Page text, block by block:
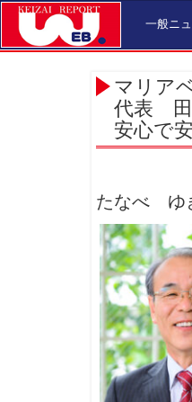
一般ニ
マリア
代表 田
安心で
たなべ ゆ